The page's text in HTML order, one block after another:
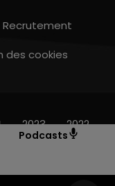
Podcasts
Recrutement
des cookies
2023 2022